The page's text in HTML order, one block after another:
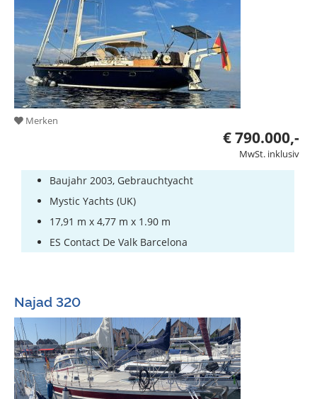
Merken
€ 790.000,-
MwSt. inklusiv
Baujahr 2003, Gebrauchtyacht
Mystic Yachts (UK)
17,91 m x 4,77 m x 1.90 m
ES Contact De Valk Barcelona
Najad 320